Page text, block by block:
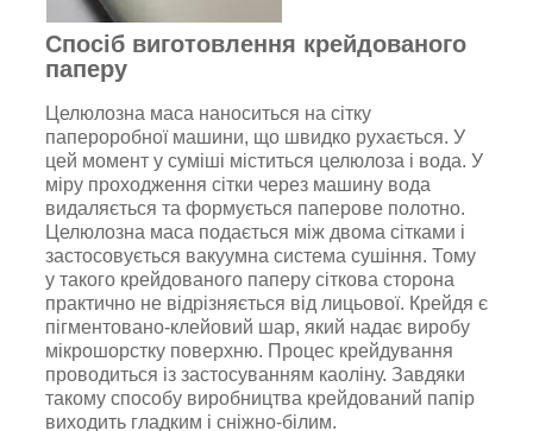
Спосіб виготовлення крейдованого
паперу
Целюлозна маса наноситься на сітку
папероробної машини, що швидко рухається. У
цей момент у суміші міститься целюлоза і вода. У
міру проходження сітки через машину вода
видаляється та формується паперове полотно.
Целюлозна маса подається між двома сітками і
застосовується вакуумна система сушіння. Тому
у такого крейдованого паперу сіткова сторона
практично не відрізняється від лицьової. Крейдя є
пігментовано-клейовий шар, який надає виробу
мікрошорстку поверхню. Процес крейдування
проводиться із застосуванням каоліну. Завдяки
такому способу виробництва крейдований папір
виходить гладким і сніжно-білим.